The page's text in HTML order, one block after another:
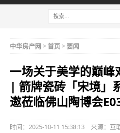
中华房产网>首页>要闻
一场关于美学的巅峰
| 箭牌瓷砖「宋境」
邀莅临佛山陶博会
时间：2025-10-11 15:38:13 来源： 互